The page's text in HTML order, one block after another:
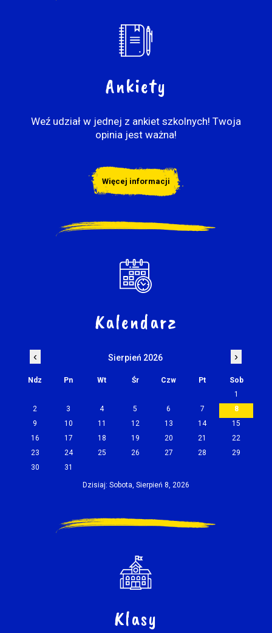
Ankiety
Weź udział w jednej z ankiet szkolnych! Twoja
opinia jest ważna!
Więcej informacji
Kalendarz
‹ Sierpień 2026 ›
Ndz Pn Wt Śr Czw Pt
Sob
1
2
3 4 5 6 7
8
9
10 11 12 13 14
15
16
17 18 19 20 21
22
23
24 25 26 27 28
29
30
31
Dzisiaj: Sobota, Sierpień 8, 2026
Klasy